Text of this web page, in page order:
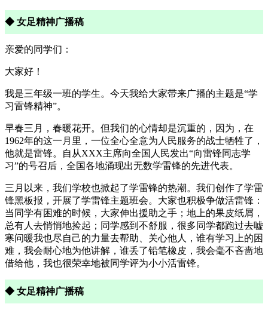
◆ 女足精神广播稿
亲爱的同学们：
大家好！
我是三年级一班的学生。今天我给大家带来广播的主题是“学
习雷锋精神”。
早春三月，春暖花开。但我们的心情却是沉重的，因为，在
1962年的这一月里，一位全心全意为人民服务的战士牺牲了，
他就是雷锋。自从XXX主席向全国人民发出“向雷锋同志学
习”的号召后，全国各地涌现出无数学雷锋的先进代表。
三月以来，我们学校也掀起了学雷锋的热潮。我们创作了学雷
锋黑板报，开展了学雷锋主题班会。大家也积极争做活雷锋：
当同学有困难的时候，大家伸出援助之手；地上的果皮纸屑，
总有人去悄悄地捡起；同学感到不舒服，很多同学都跑过去嘘
寒问暖我也尽自己的力量去帮助、关心他人，谁有学习上的困
难，我会耐心地为他讲解，谁丢了铅笔橡皮，我会毫不吝啬地
借给他，我也很荣幸地被同学评为小小活雷锋。
◆ 女足精神广播稿